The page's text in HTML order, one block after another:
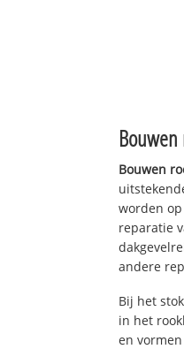
Bouwen
worden
reparatie
andere
Bij het
in het
en